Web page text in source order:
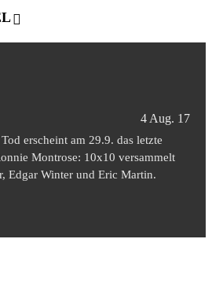
4 Aug. 17
erscheint am 29.9. das letzte
Montrose: 10x10 versammelt
Edgar Winter und Eric Martin.